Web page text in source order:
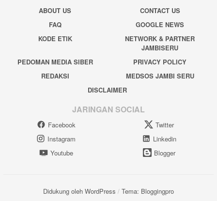
ABOUT US
CONTACT US
FAQ
GOOGLE NEWS
KODE ETIK
NETWORK & PARTNER
JAMBISERU
PEDOMAN MEDIA SIBER
PRIVACY POLICY
REDAKSI
MEDSOS JAMBI SERU
DISCLAIMER
JARINGAN SOCIAL
Facebook
Twitter
Instagram
Linkedin
Youtube
Blogger
Didukung oleh WordPress / Tema: Bloggingpro